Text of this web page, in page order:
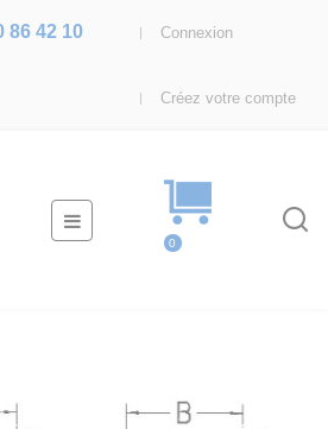
Connexion
Créez votre compte
86 42 10
Basculer
la
☰
0